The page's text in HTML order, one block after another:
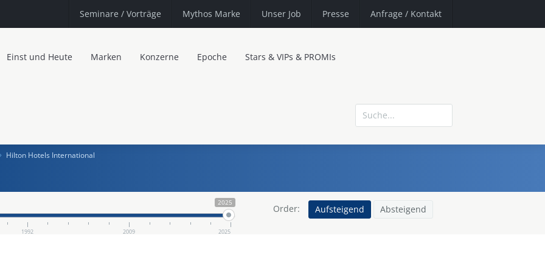
Seminare / Vorträge Mythos Marke Unser Job Presse Anfrage / Kontakt
Einst und Heute Marken Konzerne Epoche Stars & VIPs & PROMIs
Hilton Hotels International
2025
1992 2009 2025
Order: Aufsteigend Absteigend